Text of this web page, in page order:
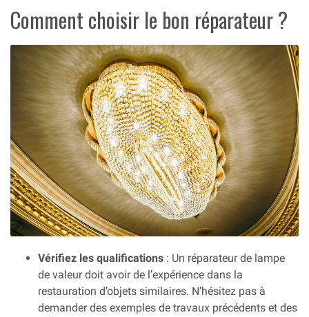
Comment choisir le bon réparateur ?
Vérifiez les qualifications : Un réparateur de lampe
de valeur doit avoir de l’expérience dans la
restauration d’objets similaires. N’hésitez pas à
demander des exemples de travaux précédents et des